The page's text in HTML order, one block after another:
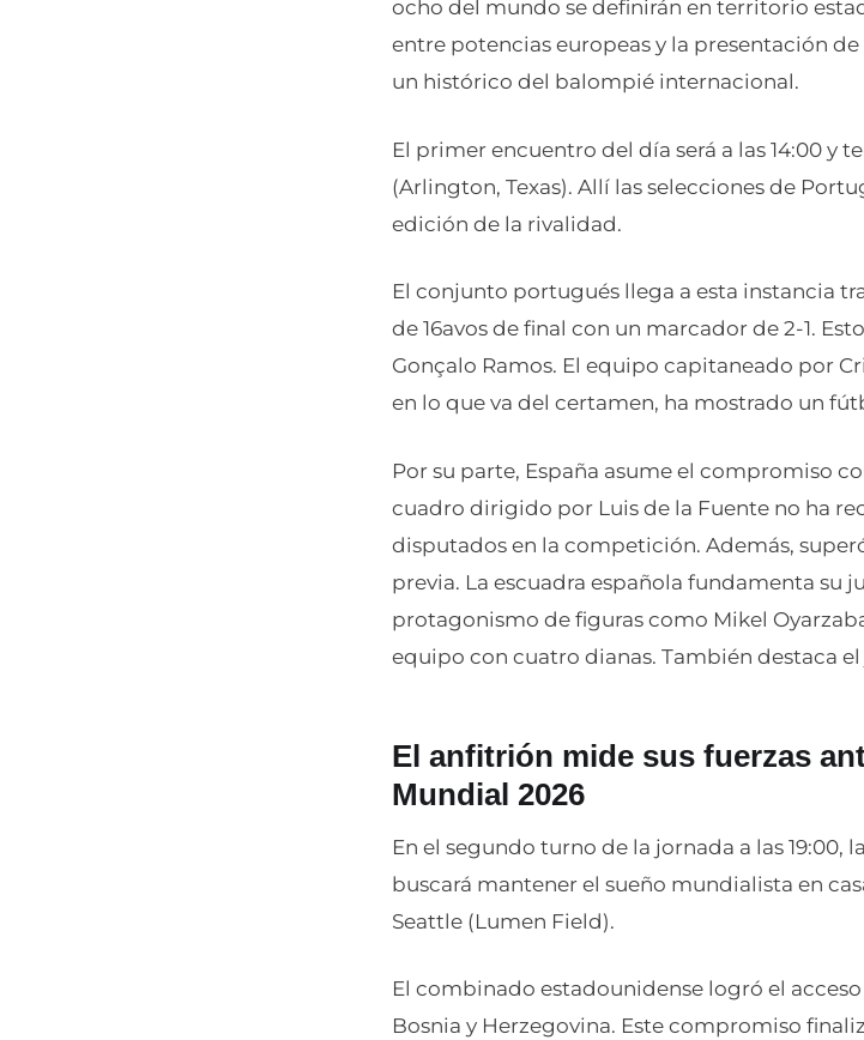
ocho del mundo se definirán en territorio
entre potencias europeas y la presentación
un histórico del balompié internacional.
El primer encuentro del día será a las 14:00 y
(Arlington, Texas). Allí las selecciones de
edición de la rivalidad.
El conjunto portugués llega a esta instancia
de 16avos de final con un marcador de 2-1.
Gonçalo Ramos. El equipo capitaneado por
en lo que va del certamen, ha mostrado un
Por su parte, España asume el compromiso
cuadro dirigido por Luis de la Fuente no ha
disputados en la competición. Además,
previa. La escuadra española fundamenta su
protagonismo de figuras como Mikel
equipo con cuatro dianas. También destaca
El anfitrión mide sus fuerzas
Mundial 2026
En el segundo turno de la jornada a las 19:00,
buscará mantener el sueño mundialista en
Seattle (Lumen Field).
El combinado estadounidense logró el
Bosnia y Herzegovina. Este compromiso